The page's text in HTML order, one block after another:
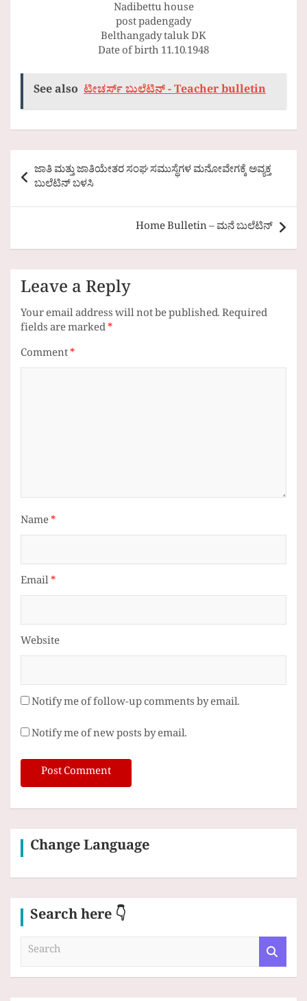
Nadibettu house
post padengady
Belthangady taluk DK
Date of birth 11.10.1948
See also ಟೀಚರ್ಸ್ ಬುಲೆಟಿನ್ - Teacher bulletin
Post
navigation
ಜಾತಿ ಮತ್ತು ಜಾತಿಯೇತರ ಸಂಘ ಸಮುಸ್ಥೆಗಳ ಮನೋವೇಗಕ್ಕೆ ಅವ್ಯಕ್ತ
ಬುಲೆಟಿನ್ ಬಳಸಿ
Home Bulletin – ಮನೆ ಬುಲೆಟಿನ್
Leave a Reply
Your email address will not be published.Required
fields are marked*
Comment*
Name*
Email*
Website
Notify me of follow-up comments by email.
Notify me of new posts by email.
Change Language
Search here 👇
a